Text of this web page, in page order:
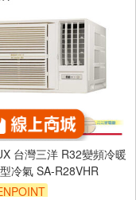
台灣三洋 R32變頻冷暖
冷氣 SA-R28VHR